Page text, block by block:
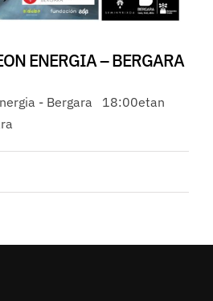
ENERGIA – BERGARA
- Bergara 18:00etan